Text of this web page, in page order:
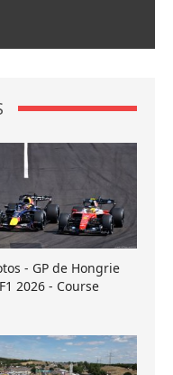
- GP de Hongrie
2026 - Course